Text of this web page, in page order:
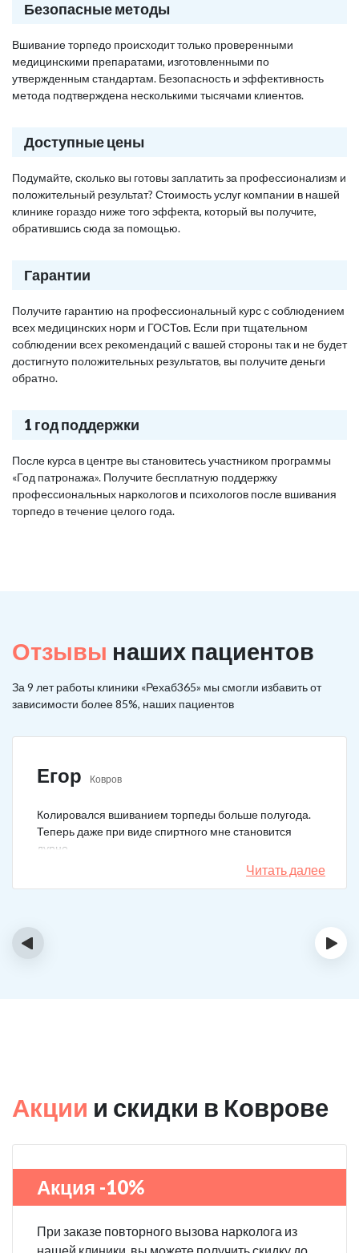
Безопасные методы
Вшивание торпедо происходит только проверенными
медицинскими препаратами, изготовленными по
утвержденным стандартам. Безопасность и эффективность
метода подтверждена несколькими тысячами клиентов.
Доступные цены
Подумайте, сколько вы готовы заплатить за профессионализм и
положительный результат? Стоимость услуг компании в нашей
клинике гораздо ниже того эффекта, который вы получите,
обратившись сюда за помощью.
Гарантии
Получите гарантию на профессиональный курс с соблюдением
всех медицинских норм и ГОСТов. Если при тщательном
соблюдении всех рекомендаций с вашей стороны так и не будет
достигнуто положительных результатов, вы получите деньги
обратно.
1 год поддержки
После курса в центре вы становитесь участником программы
«Год патронажа». Получите бесплатную поддержку
профессиональных наркологов и психологов после вшивания
торпедо в течение целого года.
Отзывы наших пациентов
За 9 лет работы клиники «Рехаб365» мы смогли избавить от
зависимости более 85%, наших пациентов
Егор Ковров
Колировался вшиванием торпеды больше полугода.
Теперь даже при виде спиртного мне становится
дурно.
Читать далее
‹ ›
Акции и скидки в Коврове
Акция -10%
При заказе повторного вызова нарколога из